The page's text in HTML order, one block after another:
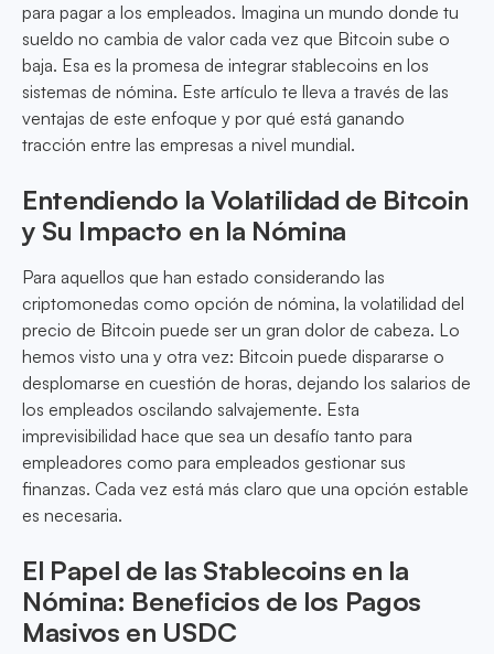
para pagar a los empleados. Imagina un mundo donde tu
sueldo no cambia de valor cada vez que Bitcoin sube o
baja. Esa es la promesa de integrar stablecoins en los
sistemas de nómina. Este artículo te lleva a través de las
ventajas de este enfoque y por qué está ganando
tracción entre las empresas a nivel mundial.
Entendiendo la Volatilidad de Bitcoin
y Su Impacto en la Nómina
Para aquellos que han estado considerando las
criptomonedas como opción de nómina, la volatilidad del
precio de Bitcoin puede ser un gran dolor de cabeza. Lo
hemos visto una y otra vez: Bitcoin puede dispararse o
desplomarse en cuestión de horas, dejando los salarios de
los empleados oscilando salvajemente. Esta
imprevisibilidad hace que sea un desafío tanto para
empleadores como para empleados gestionar sus
finanzas. Cada vez está más claro que una opción estable
es necesaria.
El Papel de las Stablecoins en la
Nómina: Beneficios de los Pagos
Masivos en USDC